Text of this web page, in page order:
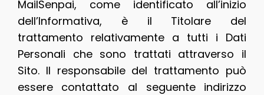
MailSenpai, come identificato all’inizio
dell’Informativa, è il Titolare del
trattamento relativamente a tutti i Dati
Personali che sono trattati attraverso il
Sito. Il responsabile del trattamento può
essere contattato al seguente indirizzo